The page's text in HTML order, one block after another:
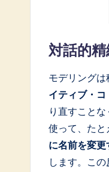
対話的
モデリング
イティブ・コ
り直すこと
使って、たと
に名前を変更
します。こ